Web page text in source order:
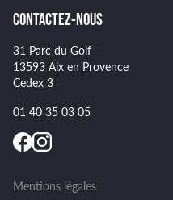
CONTACTEZ-NOUS
31 Parc du Golf
13593 Aix en Provence
Cedex 3
01 40 35 03 05
Mentions légales